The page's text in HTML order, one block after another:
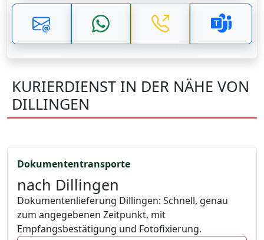
KURIERDIENST IN DER NÄHE VON
DILLINGEN
Dokumententransporte
nach Dillingen
Dokumentenlieferung Dillingen: Schnell, genau
zum angegebenen Zeitpunkt, mit
Empfangsbestätigung und Fotofixierung.